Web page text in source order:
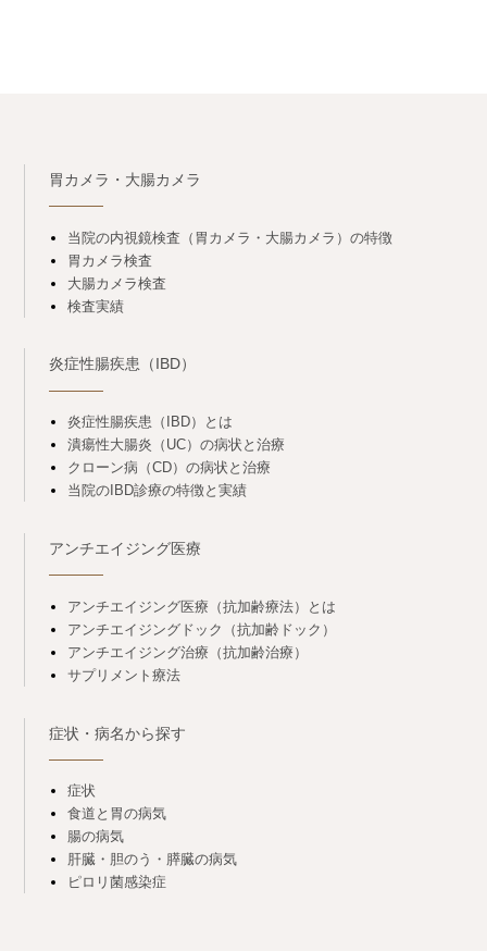
胃カメラ・大腸カメラ
当院の内視鏡検査（胃カメラ・大腸カメラ）の特徴
胃カメラ検査
大腸カメラ検査
検査実績
炎症性腸疾患（IBD）
炎症性腸疾患（IBD）とは
潰瘍性大腸炎（UC）の病状と治療
クローン病（CD）の病状と治療
当院のIBD診療の特徴と実績
アンチエイジング医療
アンチエイジング医療（抗加齢療法）とは
アンチエイジングドック（抗加齢ドック）
アンチエイジング治療（抗加齢治療）
サプリメント療法
症状・病名から探す
症状
食道と胃の病気
腸の病気
肝臓・胆のう・膵臓の病気
ピロリ菌感染症